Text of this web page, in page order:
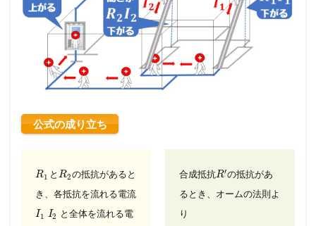
公式の成り立ち
R1 と R2の抵抗があると
き、 各抵抗を流れる電流
I1 I2 と全体を流れる電
合成抵抗R′の抵抗があ
るとき、 オームの法則よ
り